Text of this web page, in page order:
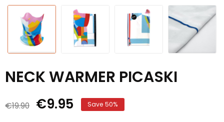
NECK WARMER PICASKI
€19.90 €9.95 Save 50%